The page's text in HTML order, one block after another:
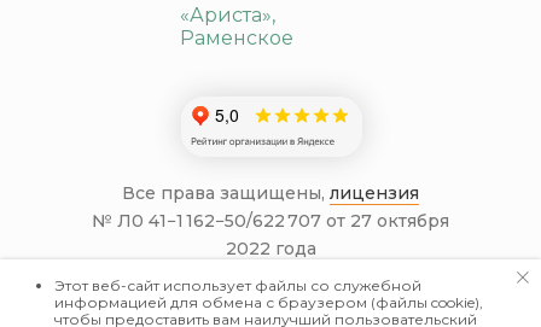
Все права защищены, лицензия
№ Л0 41−1 162−50/622 707 от 27 октября
2022 года
Информация на сайте не является
публичной офертой.
Этот веб-сайт использует файлы со служебной
информацией для обмена с браузером (файлы cookie),
чтобы предоставить вам наилучший пользовательский